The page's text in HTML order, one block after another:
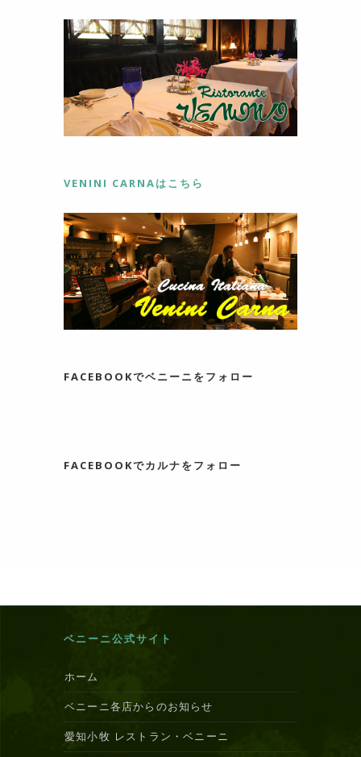
VENINI CARNAはこちら
FACEBOOKでベニーニをフォロー
FACEBOOKでカルナをフォロー
ベニーニ公式サイト
ホーム
ベニーニ各店からのお知らせ
愛知小牧 レストラン・ベニーニ